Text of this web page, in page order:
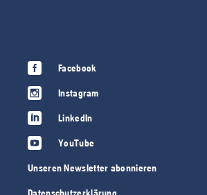
Facebook
Instagram
LinkedIn
YouTube
Unseren Newsletter abonnieren